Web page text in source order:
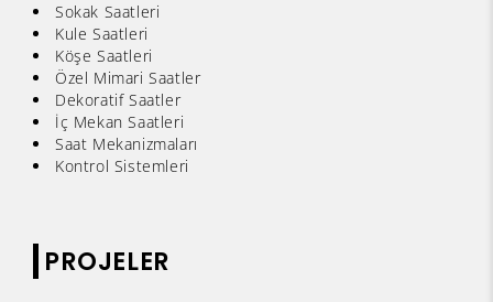
Sokak Saatleri
Kule Saatleri
Köşe Saatleri
Özel Mimari Saatler
Dekoratif Saatler
İç Mekan Saatleri
Saat Mekanizmaları
Kontrol Sistemleri
PROJELER